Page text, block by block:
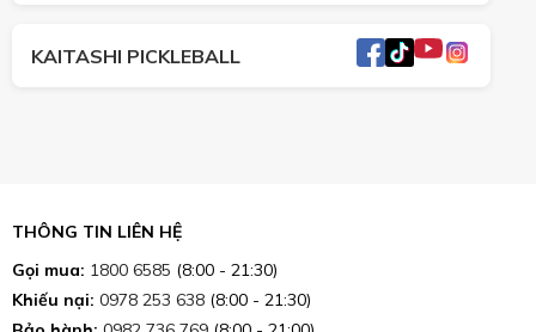
KAITASHI PICKLEBALL
THÔNG TIN LIÊN HỆ
Gọi mua: 1800 6585 (8:00 - 21:30)
Khiếu nại: 0978 253 638 (8:00 - 21:30)